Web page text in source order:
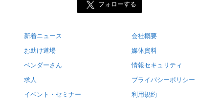
フォローする
新着ニュース
お助け道場
ベンダーさん
求人
イベント・セミナー
会社概要
媒体資料
情報セキュリティ
プライバシーポリシー
利用規約